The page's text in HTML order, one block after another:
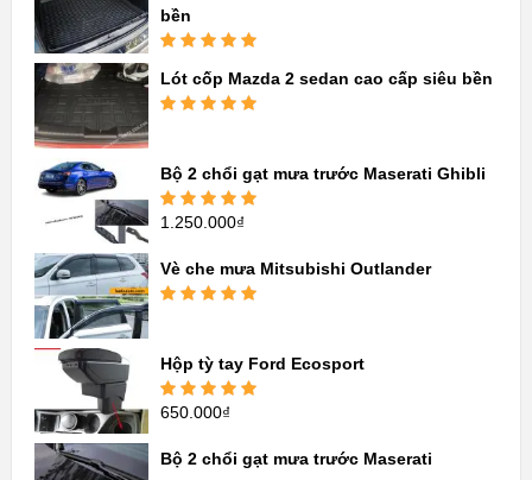
bền
hạng5.005
sao
Lót cốp Mazda 2 sedan cao cấp siêu bền
Bộ 2 chổi gạt mưa trước Maserati Ghibli
Được xếp
1.250.000₫
Vè che mưa Mitsubishi Outlander
Hộp tỳ tay Ford Ecosport
Được xếp
650.000₫
Bộ 2 chổi gạt mưa trước Maserati